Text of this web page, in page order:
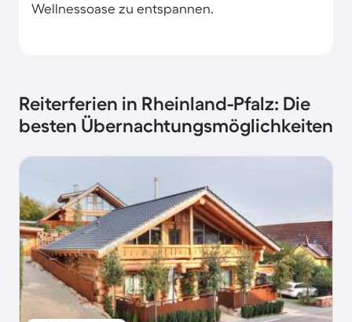
Wellnessoase zu entspannen.
Reiterferien in Rheinland-Pfalz: Die
besten Übernachtungsmöglichkeiten